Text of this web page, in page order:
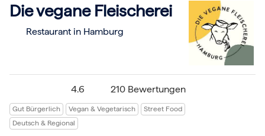
Die vegane Fleischerei
Restaurant in Hamburg
4.6 210 Bewertungen
Gut Bürgerlich Vegan & Vegetarisch
Street Food
Deutsch & Regional